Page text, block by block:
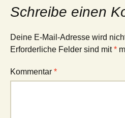
Schreibe einen
Deine E-Mail-Adresse wird
Erforderliche Felder sind mit*
Kommentar *